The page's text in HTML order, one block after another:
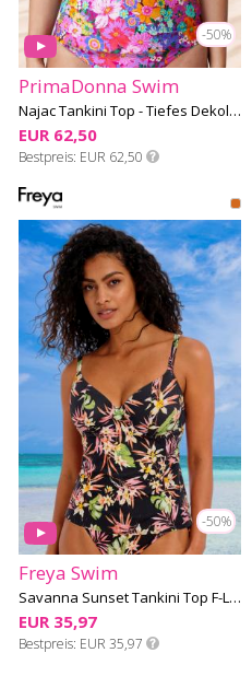
-50%
PrimaDonna Swim
Najac Tankini Top - Tiefes Dekolleté D-G Cup
EUR 62,50
Bestpreis EUR 62,50
-50%
Freya Swim
Savanna Sunset Tankini Top F-L Cup
EUR 35,97
Bestpreis EUR 35,97